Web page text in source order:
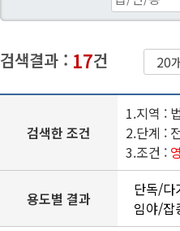
검색결과 : 17건
검색한 조건
1.지역 :
2.단계 :
3.조건 :
용도별 결과 단독/다
임야/잡